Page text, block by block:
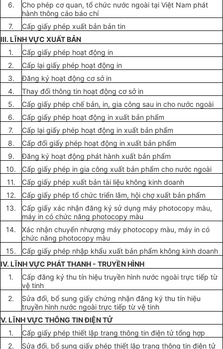
6.
Cho phép cơ quan, tổ chức nước ngoài tại Việt Nam phát
hành thông cáo báo chí
7.
Cấp giấy phép xuất bản bản tin
III. LĨNH VỰC XUẤT BẢN
1.
Cấp giấy phép hoạt động in
2.
Cấp lại giấy phép hoạt động in
3.
Đăng ký hoạt động cơ sở in
4.
Thay đổi thông tin hoạt động cơ sởin
5.
Cấp giấy phép chế bản, in, gia công sau in cho nước ngoài
6.
Cấp giấy phép hoạt động in xuất bản phẩm
7.
Cấp lại giấy phép hoạt động in xuất bản phẩm
8.
Cấp đổi giấy phép hoạt động in xuất bản phẩm
9.
Đăng ký hoạt động phát hành xuất bản phẩm
10.
Cấp giấy phép in gia công xuất bản phẩm cho nước ngoài
11.
Cấp giấy phép xuất bản tài liệu không kinh doanh
12.
Cấp giấy phép tổ chức triển lãm, hội chợ xuất bản phẩm
13.
Cấp giấy xác nhận đăng ký sử dụng máy photocopy màu,
máy in có chức năng photocopy màu
14.
Xác nhận chuyển nhượng máy photocopy màu, máy in có
chức năng photocopy màu
15.
Cấp giấy phép nhập khẩu xuất bản phẩm không kinh doanh
IV. LĨNH VỰC PHÁT THANH - TRUYỀN HÌNH
1.
Cấp đăng ký thu tín hiệu truyền hình nước ngoài trực tiếp từ
vệ tinh
2.
Sửa đổi, bổ sung giấy chứng nhận đăng ký thu tín hiệu
truyền hình nước ngoài trực tiếp từ vệ tinh
V. LĨNH VỰC THÔNG TIN ĐIỆN TỬ
1.
Cấp giấy phép thiết lập trang thông tin điện tử tổng hợp
2.
Sửa đổi, bổ sung giấy phép thiết lập trang thông tin điện tử